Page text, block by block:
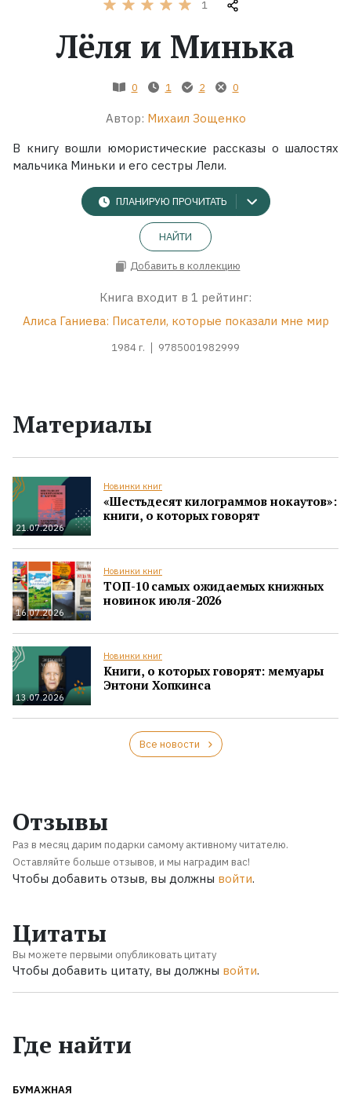
Жанры
Экранизации
Коллекции
1
Лёля и Минька
0 1 2 0
Автор: Михаил Зощенко
В книгу вошли юмористические рассказы о шалостях
мальчика Миньки и его сестры Лели.
ПЛАНИРУЮ ПРОЧИТАТЬ
НАЙТИ
Добавить в коллекцию
Книга входит в 1 рейтинг:
Алиса Ганиева: Писатели, которые показали мне мир
1984 г. 9785001982999
Материалы
21.07.2026
Новинки книг
«Шестьдесят килограммов нокаутов»:
книги, о которых говорят
16.07.2026
Новинки книг
ТОП-10 самых ожидаемых книжных
новинок июля-2026
13.07.2026
Новинки книг
Книги, о которых говорят: мемуары
Энтони Хопкинса
Все новости
Отзывы
Раз в месяц дарим подарки самому активному читателю.
Оставляйте больше отзывов, и мы наградим вас!
Чтобы добавить отзыв, вы должны войти.
Цитаты
Вы можете первыми опубликовать цитату
Чтобы добавить цитату, вы должны войти.
Где найти
БУМАЖНАЯ